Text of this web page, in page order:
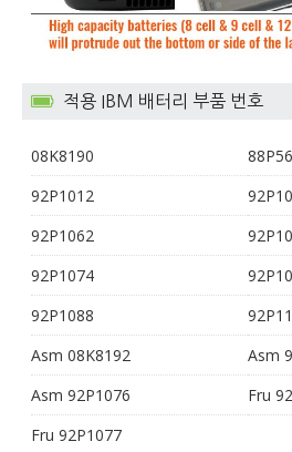
적용 IBM 배터리 부품 번호
08K8190
92P1012
92P1062
92P1074
92P1088
Asm 08K8192
Asm
Asm 92P1076
Fru
Fru 92P1077